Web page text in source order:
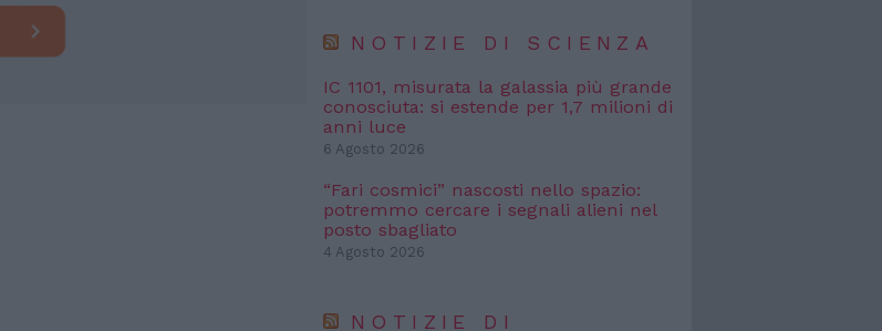
NOTIZIE DI SCIENZA
IC 1101, misurata la galassia più grande
conosciuta: si estende per 1,7 milioni di
anni luce
6 Agosto 2026
“Fari cosmici” nascosti nello spazio:
potremmo cercare i segnali alieni nel
posto sbagliato
4 Agosto 2026
NOTIZIE DI